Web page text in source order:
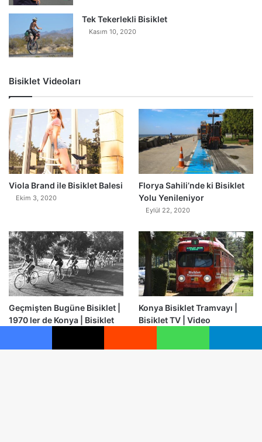
Tek Tekerlekli Bisiklet
Kasım 10, 2020
Bisiklet Videoları
Viola Brand ile Bisiklet Balesi
Ekim 3, 2020
0
Florya Sahili’nde ki Bisiklet
Yolu Yenileniyor
Eylül 22, 2020
Geçmişten Bugüne Bisiklet |
1970 ler de Konya | Bisiklet
Konya Bisiklet Tramvayı |
Bisiklet TV | Video
Facebook X Reddit WhatsApp Telegram